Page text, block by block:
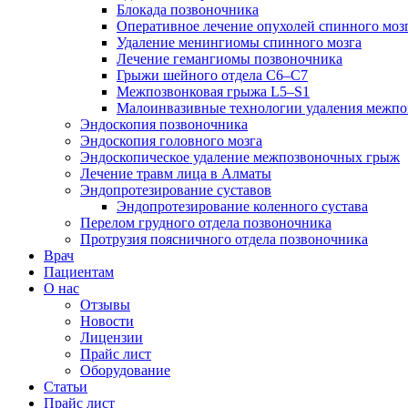
Блокада позвоночника
Оперативное лечение опухолей спинного
Удаление менингиомы спинного мозга
Лечение гемангиомы позвоночника
Грыжи шейного отдела С6–С7
Межпозвонковая грыжа L5–S1
Малоинвазивные технологии удаления
Эндоскопия позвоночника
Эндоскопия головного мозга
Эндоскопическое удаление межпозвоночных грыж
Лечение травм лица в Алматы
Эндопротезирование суставов
Эндопротезирование коленного сустава
Перелом грудного отдела позвоночника
Протрузия поясничного отдела позвоночника
Врач
Пациентам
О нас
Отзывы
Новости
Лицензии
Прайс лист
Оборудование
Статьи
Прайс лист